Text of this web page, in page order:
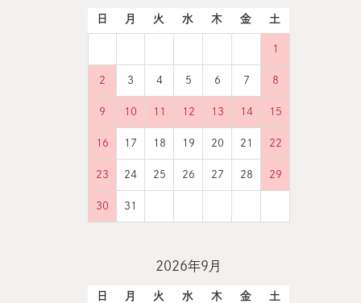
日 月 火 水 木 金 土
1
2 3 4 5 6 7 8
9 10 11 12 13 14 15
16 17 18 19 20 21 22
23 24 25 26 27 28 29
30 31
2026年9月
日 月 火 水 木 金 土